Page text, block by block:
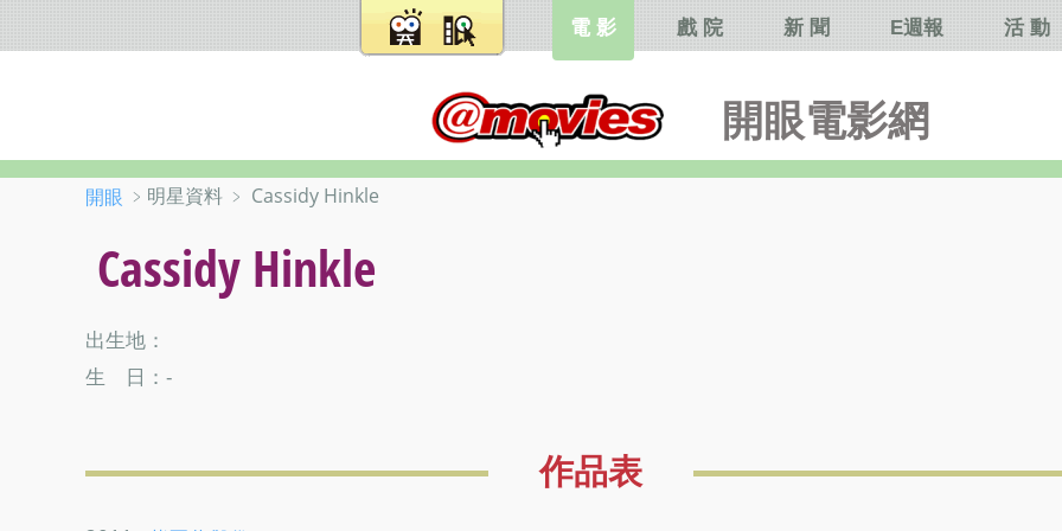
開眼電影網
電 影 戲 院 新 聞 E週報 活 動
開眼 ﹥明星資料 ﹥ Cassidy Hinkle
Cassidy Hinkle
出生地：
生 日：-
作品表